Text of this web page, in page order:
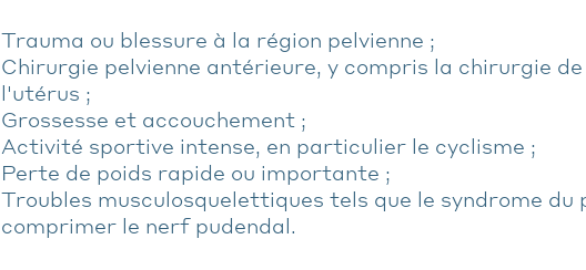
Trauma ou blessure à la région pelvienne ;
Chirurgie pelvienne antérieure, y compris la chirurgie
l'utérus ;
Grossesse et accouchement ;
Activité sportive intense, en particulier le cyclisme ;
Perte de poids rapide ou importante ;
Troubles musculosquelettiques tels que le syndrome
comprimer le nerf pudendal.